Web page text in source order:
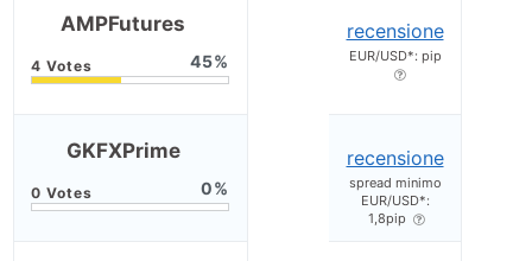
AMPFutures
45
recensione
EUR/USD*: pip
GKFXPrime
0
recensione
spread minimo
EUR/USD*:
1,8pip